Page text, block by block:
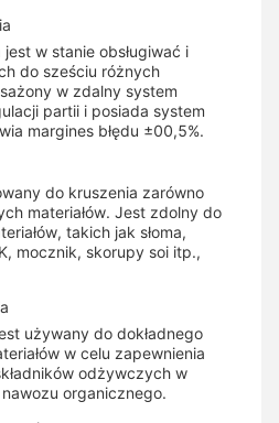
w stanie obsługiwać i
do sześciu różnych
w zdalny system
partii i posiada system
margines błędu ±00,5%.
do kruszenia zarówno
materiałów. Jest zdolny do
takich jak słoma,
mocznik, skorupy soi itp.,
używany do dokładnego
w celu zapewnienia
odżywczych w
organicznego.